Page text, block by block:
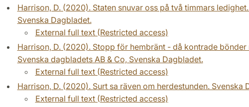
Harrison, D. (2020). Staten snuvar oss på två timmars
Svenska Dagbladet.
External full text (Restricted access)
Harrison, D. (2020). Stopp för hembränt - då kontrade
Svenska dagbladets AB & Co, Svenska Dagbladet.
External full text (Restricted access)
Harrison, D. (2020). Surt sa räven om herdestunden.
External full text (Restricted access)